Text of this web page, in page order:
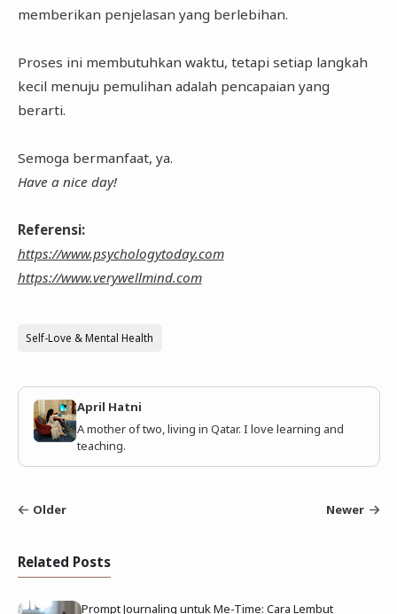
memberikan penjelasan yang berlebihan.
Proses ini membutuhkan waktu, tetapi setiap langkah
kecil menuju pemulihan adalah pencapaian yang
berarti.
Semoga bermanfaat, ya.
Have a nice day!
Referensi:
https://www.psychologytoday.com
https://www.verywellmind.com
Self-Love & Mental Health
April Hatni
A mother of two, living in Qatar. I love learning and
teaching.
Older Newer
Related Posts
Prompt Journaling untuk Me-Time: Cara Lembut